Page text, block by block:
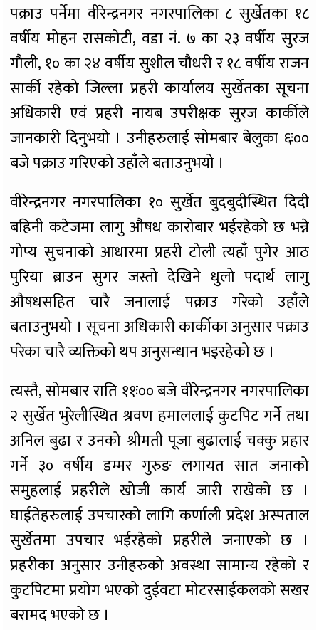
पक्राउ पर्नेमा वीरेन्द्रनगर नगरपालिका ८ सुर्खेतका १८
वर्षीय मोहन रासकोटी, वडा नं. ७ का २३ वर्षीय सुरज
गौली, १० का २४ वर्षीय सुशील चौधरी र १८ वर्षीय राजन
सार्की रहेको जिल्ला प्रहरी कार्यालय सुर्खेतका सूचना
अधिकारी एवं प्रहरी नायब उपरीक्षक सुरज कार्कीले
जानकारी दिनुभयो । उनीहरुलाई सोमबार बेलुका ६ः००
बजे पक्राउ गरिएको उहाँले बताउनुभयो ।
वीरेन्द्रनगर नगरपालिका १० सुर्खेत बुदबुदीस्थित दिदी
बहिनी कटेजमा लागु औषध कारोबार भईरहेको छ भन्ने
गोप्य सुचनाको आधारमा प्रहरी टोली त्यहाँ पुगेर आठ
पुरिया ब्राउन सुगर जस्तो देखिने धुलो पदार्थ लागु
औषधसहित चारै जनालाई पक्राउ गरेको उहाँले
बताउनुभयो । सूचना अधिकारी कार्कीका अनुसार पक्राउ
परेका चारै व्यक्तिको थप अनुसन्धान भइरहेको छ ।
त्यस्तै, सोमबार राति ११ः०० बजे वीरेन्द्रनगर नगरपालिका
२ सुर्खेत भुरेलीस्थित श्रवण हमाललाई कुटपिट गर्ने तथा
अनिल बुढा र उनको श्रीमती पूजा बुढालाई चक्कु प्रहार
गर्ने ३० वर्षीय डम्मर गुरुङ लगायत सात जनाको
समुहलाई प्रहरीले खोजी कार्य जारी राखेको छ ।
घाईतेहरुलाई उपचारको लागि कर्णाली प्रदेश अस्पताल
सुर्खेतमा उपचार भईरहेको प्रहरीले जनाएको छ ।
प्रहरीका अनुसार उनीहरुको अवस्था सामान्य रहेको र
कुटपिटमा प्रयोग भएको दुईवटा मोटरसाईकलको सखर
बरामद भएको छ ।